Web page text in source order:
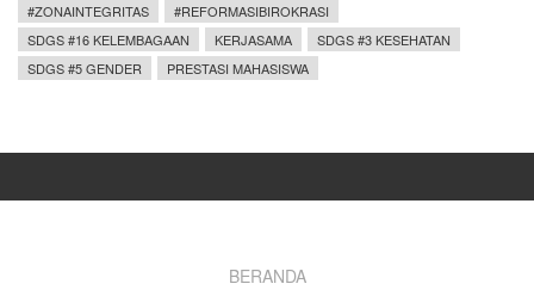
#ZONAINTEGRITAS
#REFORMASIBIROKRASI
SDGS #16 KELEMBAGAAN
KERJASAMA
SDGS #3 KESEHATAN
SDGS #5 GENDER
PRESTASI MAHASISWA
BERANDA